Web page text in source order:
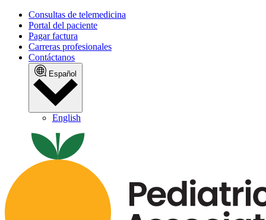
Consultas de telemedicina
Portal del paciente
Pagar factura
Carreras profesionales
Contáctanos
Español
English